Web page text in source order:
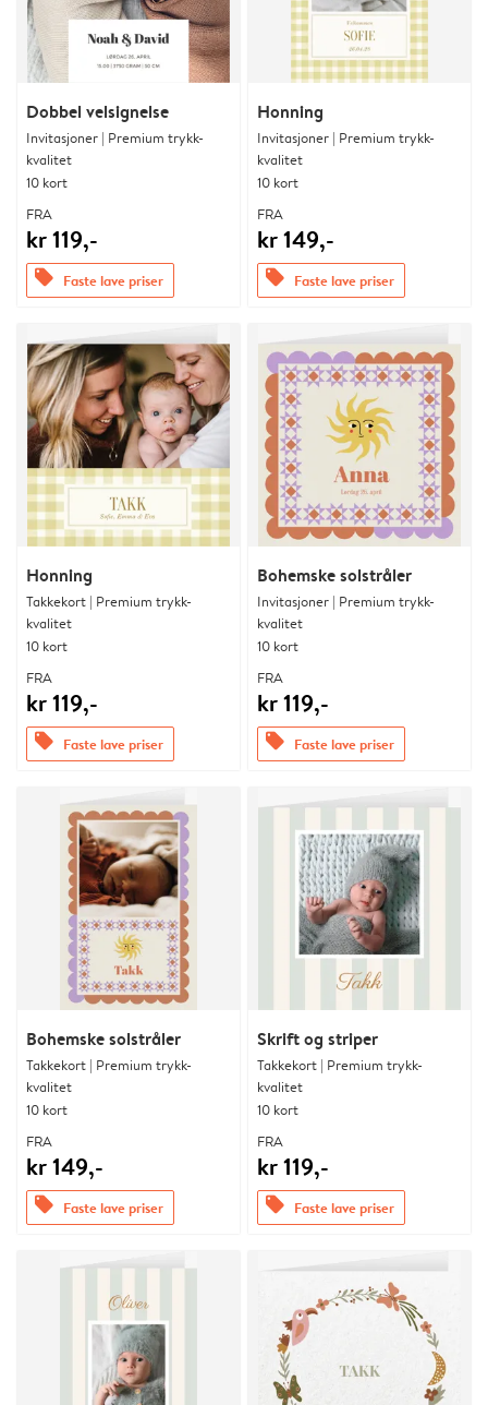
Dobbel velsignelse
Invitasjoner | Premium trykk-
kvalitet
10 kort
FRA
kr 119,-
offers Faste lave priser
Honning
Invitasjoner | Premium trykk-
kvalitet
10 kort
FRA
kr 149,-
offers Faste lave priser
Honning
Takkekort | Premium trykk-
kvalitet
10 kort
FRA
kr 119,-
offers Faste lave priser
Bohemske solstråler
Invitasjoner | Premium trykk-
kvalitet
10 kort
FRA
kr 119,-
offers Faste lave priser
Bohemske solstråler
Takkekort | Premium trykk-
kvalitet
10 kort
FRA
kr 149,-
offers Faste lave priser
Skrift og striper
Takkekort | Premium trykk-
kvalitet
10 kort
FRA
kr 119,-
offers Faste lave priser